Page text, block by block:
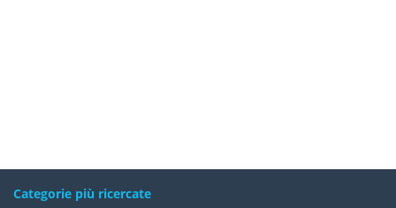
Categorie più ricercate